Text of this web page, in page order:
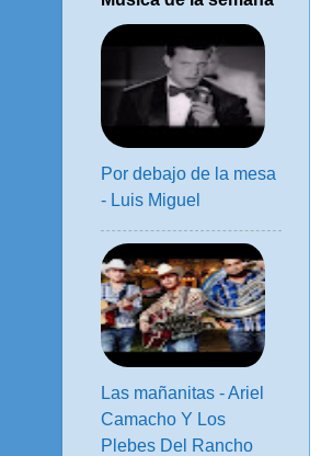
Por debajo de la mesa
- Luis Miguel
Las mañanitas - Ariel
Camacho Y Los
Plebes Del Rancho